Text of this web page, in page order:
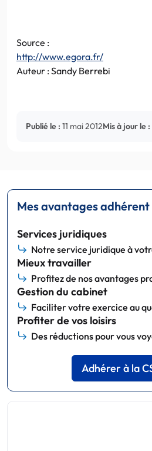
Source :
http://www.egora.fr/
Auteur : Sandy Berrebi
Publié le : 11 mai 2012Mis à jour le :
Mes avantages adhérent
Services juridiques
Notre service juridique à
Mieux travailler
Profitez de nos avantages
Gestion du cabinet
Faciliter votre exercice au
Profiter de vos loisirs
Des réductions pour vous
Adhérer à la